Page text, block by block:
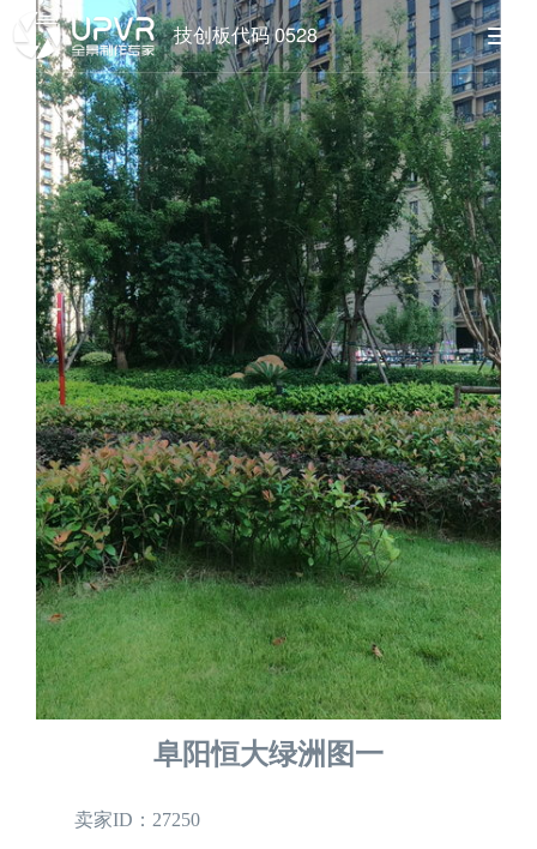
技创板代码 0528
阜阳恒大绿洲图一
卖家ID：27250